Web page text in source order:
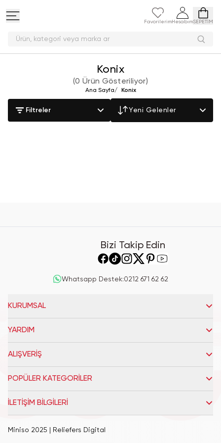
Favorilerim HesabımSEPETİM
Ürün, kategori veya marka a
Konix
(0 Ürün Gösteriliyor)
Ana Sayfa/ Konix
Filtreler Yeni Gelenler
Bizi Takip Edin
Whatsapp Destek:0212 671 62 62
KURUMSAL
YARDIM
ALIŞVERİŞ
POPÜLER KATEGORİLER
İLETİŞİM BİLGİLERİ
Miniso 2025 | Reliefers Digital